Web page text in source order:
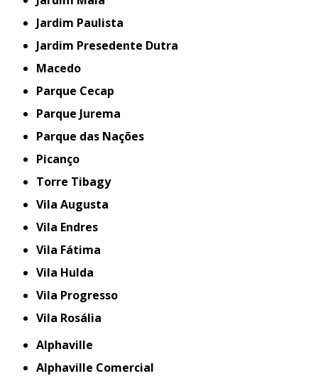
Jardim Paulista
Jardim Presedente Dutra
Macedo
Parque Cecap
Parque Jurema
Parque das Nações
Picanço
Torre Tibagy
Vila Augusta
Vila Endres
Vila Fátima
Vila Hulda
Vila Progresso
Vila Rosália
Alphaville
Alphaville Comercial